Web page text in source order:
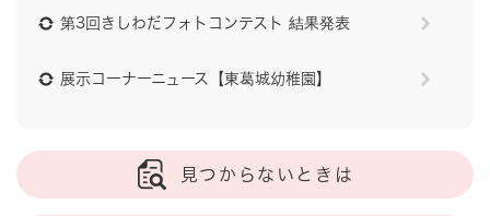
第3回きしわだフォトコンテスト 結果発表
展示コーナーニュース【東葛城幼稚園】
見つからないときは